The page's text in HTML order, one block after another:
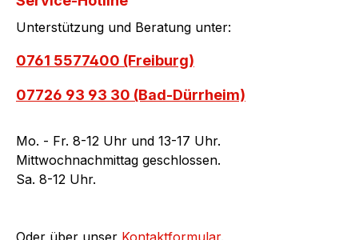
Unterstützung und Beratung unter:
0761 5577400 (Freiburg)
07726 93 93 30 (Bad-Dürrheim)
Mo. - Fr. 8-12 Uhr und 13-17 Uhr.
Mittwochnachmittag geschlossen.
Sa. 8-12 Uhr.